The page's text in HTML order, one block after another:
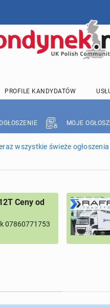
PROFILE KANDYDATÓW
MOJE
wszystkie świeże
Ceny od
07860771753